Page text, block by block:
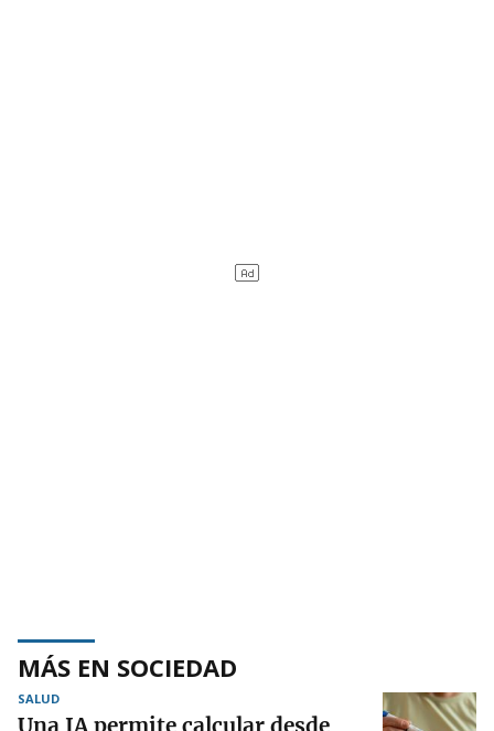
MÁS EN SOCIEDAD
SALUD
Una IA permite calcular desde